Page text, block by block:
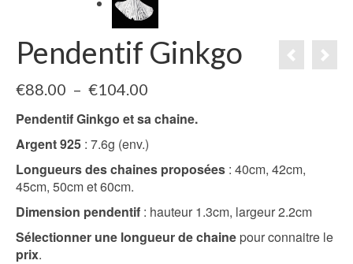
Pendentif Ginkgo
€88.00 – €104.00
prix :
€88.00
€104.00
Pendentif Ginkgo et sa chaine.
Argent 925 : 7.6g (env.)
Longueurs des chaines proposées : 40cm, 42cm,
45cm, 50cm et 60cm.
Dimension pendentif : hauteur 1.3cm, largeur 2.2cm
Sélectionner une longueur de chaine pour connaitre le
prix.